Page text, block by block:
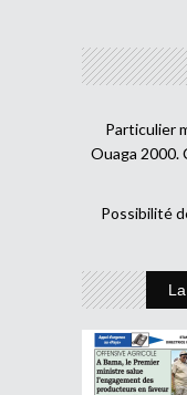
Particulier
Ouaga 2000.
Possibilité